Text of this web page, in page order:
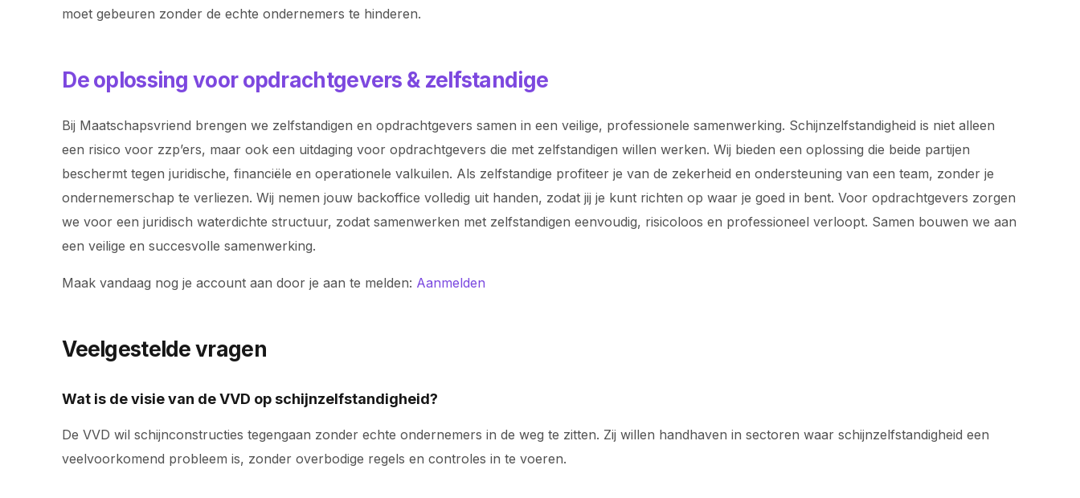
moet gebeuren zonder de echte ondernemers te hinderen.
De oplossing voor opdrachtgevers & zelfstandige
Bij Maatschapsvriend brengen we zelfstandigen en opdrachtgevers samen in een veilige, professionele samenwerking. Schijnzelfstandigheid is niet alleen
een risico voor zzp’ers, maar ook een uitdaging voor opdrachtgevers die met zelfstandigen willen werken. Wij bieden een oplossing die beide partijen
beschermt tegen juridische, financiële en operationele valkuilen. Als zelfstandige profiteer je van de zekerheid en ondersteuning van een team, zonder je
ondernemerschap te verliezen. Wij nemen jouw backoffice volledig uit handen, zodat jij je kunt richten op waar je goed in bent. Voor opdrachtgevers zorgen
we voor een juridisch waterdichte structuur, zodat samenwerken met zelfstandigen eenvoudig, risicoloos en professioneel verloopt. Samen bouwen we aan
een veilige en succesvolle samenwerking.
Maak vandaag nog je account aan door je aan te melden: Aanmelden
Veelgestelde vragen
Wat is de visie van de VVD op schijnzelfstandigheid?
De VVD wil schijnconstructies tegengaan zonder echte ondernemers in de weg te zitten. Zij willen handhaven in sectoren waar schijnzelfstandigheid een
veelvoorkomend probleem is, zonder overbodige regels en controles in te voeren.